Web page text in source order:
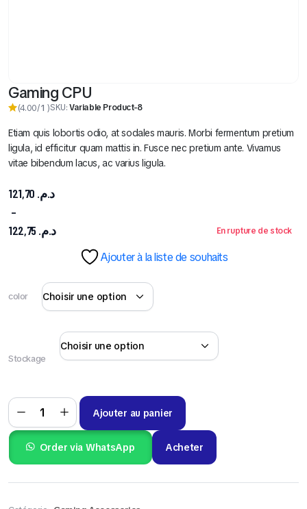
Gaming CPU
(4.00/1 )SKU:Variable Product-8
Etiam quis lobortis odio, at sodales mauris. Morbi fermentum pretium
ligula, id efficitur quam mattis in. Fusce nec pretium ante. Vivamus
vitae bibendum lacus, ac varius ligula.
د.م.
–
د.م.
En rupture de stock
Ajouter à la liste de souhaits
color
Stockage
Ajouter au panier
Order via WhatsApp Acheter